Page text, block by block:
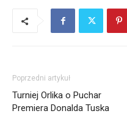
Poprzedni artykuł
Turniej Orlika o Puchar
Premiera Donalda Tuska